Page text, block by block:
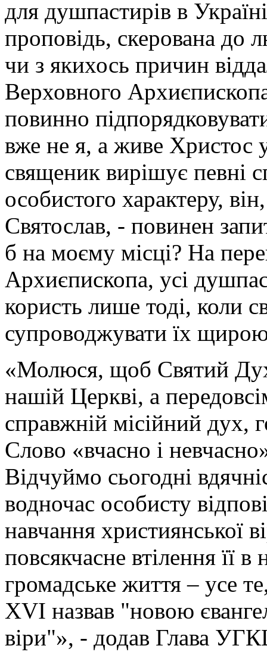
для душпастирів в
проповідь, скерована до
чи з якихось причин
Верховного
повинно
вже не я, а живе Христос
священик вирішує певні
особистого характеру,
Святослав, - повинен
б на моєму місці? На
Архиєпископа, усі
користь лише тоді, коли
супроводжувати їх
«Молюся, щоб Святий
нашій Церкві, а
справжній місійний дух,
Слово «вчасно і
Відчуймо сьогодні
водночас особисту
навчання християнської
повсякчасне втілення її
громадське життя – усе
XVI назвав "новою
віри"», - додав Глава